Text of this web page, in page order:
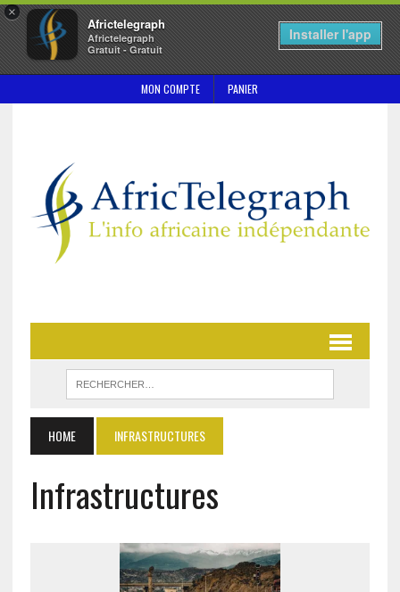
×
Africtelegraph
Africtelegraph
Gratuit - Gratuit
Installer l'app
MON COMPTE PANIER
HOME INFRASTRUCTURES
Infrastructures